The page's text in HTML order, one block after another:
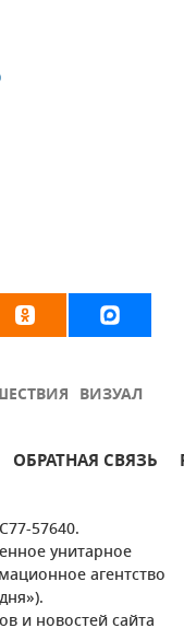
ВИЗУАЛ
ОБРАТНАЯ СВЯЗЬ
57640.
унитарное
агентство
и новостей сайта